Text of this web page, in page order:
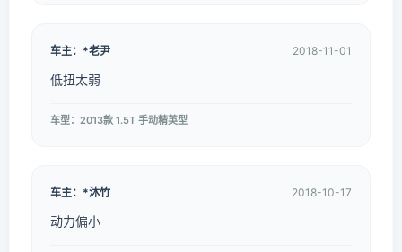
车主：*老尹 2018-11-01
低扭太弱
车型：2013款 1.5T 手动精英型
车主：*沐竹 2018-10-17
动力偏小